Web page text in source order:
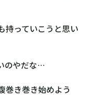
持っていこうと思い
のやだな…
巻き巻き始めよう